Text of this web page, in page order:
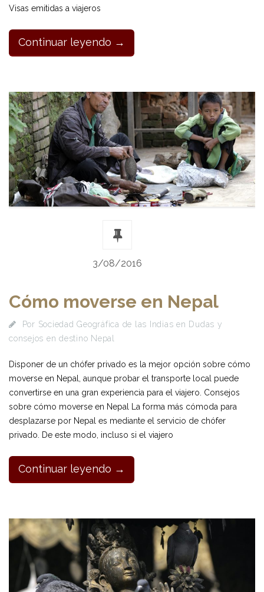
Visas emitidas a viajeros
Continuar leyendo →
3/08/2016
Cómo moverse en Nepal
Por Sociedad Geográfica de las Indias en Dudas y
consejos en destino Nepal
Disponer de un chófer privado es la mejor opción sobre cómo
moverse en Nepal, aunque probar el transporte local puede
convertirse en una gran experiencia para el viajero. Consejos
sobre cómo moverse en Nepal La forma más cómoda para
desplazarse por Nepal es mediante el servicio de chófer
privado. De este modo, incluso si el viajero
Continuar leyendo →